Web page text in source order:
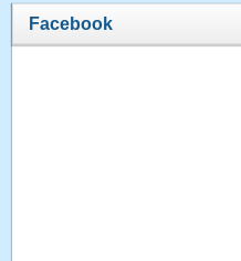
Facebook